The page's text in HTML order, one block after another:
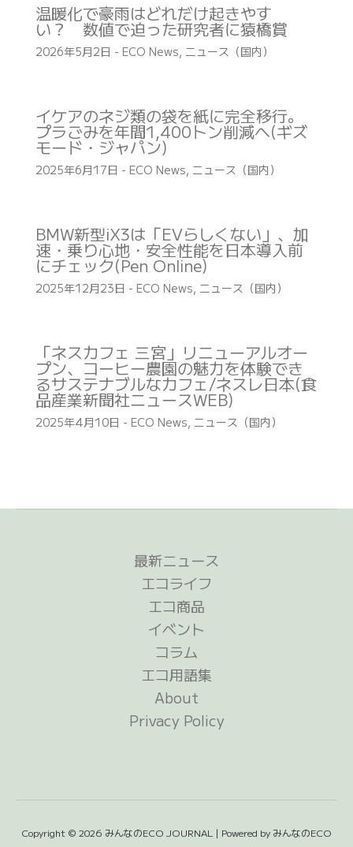
温暖化で豪雨はどれだけ起きやす
い？ 数値で迫った研究者に猿橋賞
2026年5月2日 - ECO News, ニュース（国内）
イケアのネジ類の袋を紙に完全移行。
プラごみを年間1,400トン削減へ(ギズ
モード・ジャパン)
2025年6月17日 - ECO News, ニュース（国内）
BMW新型iX3は「EVらしくない」、加
速・乗り心地・安全性能を日本導入前
にチェック(Pen Online)
2025年12月23日 - ECO News, ニュース（国内）
「ネスカフェ 三宮」リニューアルオー
プン、コーヒー農園の魅力を体験でき
るサステナブルなカフェ/ネスレ日本(食
品産業新聞社ニュースWEB)
2025年4月10日 - ECO News, ニュース（国内）
最新ニュース
エコライフ
エコ商品
イベント
コラム
エコ用語集
About
Privacy Policy
Copyright © 2026 みんなのECO JOURNAL | Powered by みんなのECO